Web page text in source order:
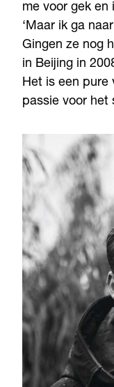
me voor gek en
‘Maar ik ga
Gingen ze nog
in Beijing in
Het is een pure
passie voor het